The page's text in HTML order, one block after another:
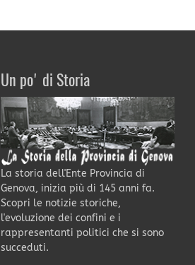
Un po' di Storia
La storia dell'Ente Provincia di
Genova, inizia più di 145 anni fa.
Scopri le notizie storiche,
l'evoluzione dei confini e i
rappresentanti politici che si sono
succeduti.